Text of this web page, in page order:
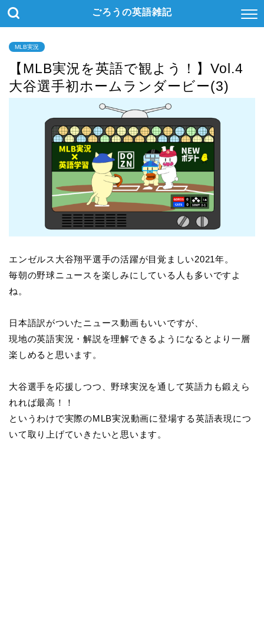
ごろうの英語雑記
MLB実況
【MLB実況を英語で観よう！】Vol.4
大谷選手初ホームランダービー(3)
エンゼルス大谷翔平選手の活躍が目覚ましい2021年。
毎朝の野球ニュースを楽しみにしている人も多いですよ
ね。
日本語訳がついたニュース動画もいいですが、
現地の英語実況・解説を理解できるようになるとより一層
楽しめると思います。
大谷選手を応援しつつ、野球実況を通して英語力も鍛えら
れれば最高！！
というわけで実際のMLB実況動画に登場する英語表現につ
いて取り上げていきたいと思います。